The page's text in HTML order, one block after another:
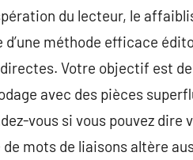
du lecteur, le
méthode efficace
Votre objectif est
avec des pièces
vous si vous pouvez
de mots de liaisons altère